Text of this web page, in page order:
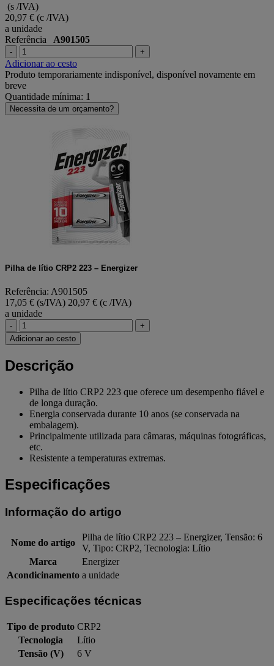
(s /IVA)
20,97 € (c /IVA)
a unidade
Referência A901505
- +
Adicionar ao cesto
Produto temporariamente indisponível, disponível novamente em
breve
Quantidade mínima: 1
Necessita de um orçamento?
Pilha de lítio CRP2 223 – Energizer
Referência: A901505
17,05 € (s/IVA) 20,97 € (c /IVA)
a unidade
-
+
Adicionar ao cesto
Descrição
Pilha de lítio CRP2 223 que oferece um desempenho fiável e
de longa duração.
Energia conservada durante 10 anos (se conservada na
embalagem).
Principalmente utilizada para câmaras, máquinas fotográficas,
etc.
Resistente a temperaturas extremas.
Especificações
Informação do artigo
Nome do artigo
Pilha de lítio CRP2 223 – Energizer, Tensão: 6
V, Tipo: CRP2, Tecnologia: Lítio
Marca
Energizer
Acondicinamento a unidade
Especificações técnicas
Tipo de produto CRP2
Tecnologia
Lítio
Tensão (V)
6 V